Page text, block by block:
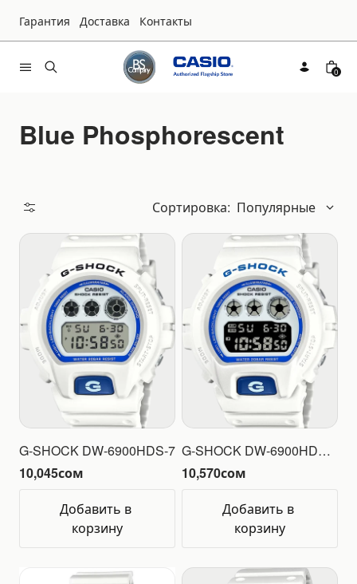
Гарантия Доставка Контакты
0
Blue Phosphorescent
Сортировка: Популярные
Доступность
G-SHOCK DW-6900HDS-7
10,045сом
Добавить в
корзину
G-SHOCK DW-6900HDS-7A1
10,570сом
Добавить в
корзину